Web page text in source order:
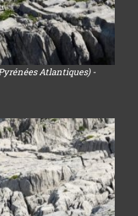
Atlantiques) -